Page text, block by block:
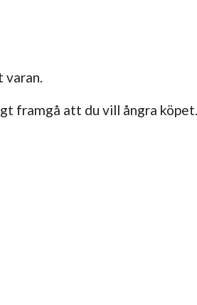
varan.
framgå att du vill ångra köpet.